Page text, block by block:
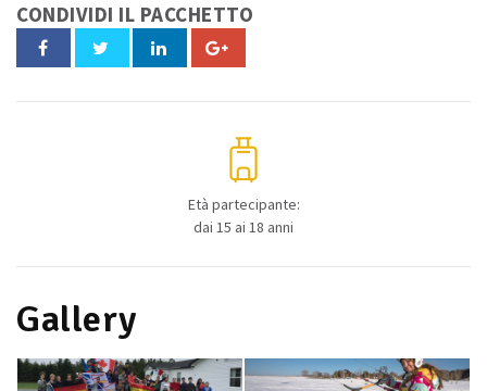
CONDIVIDI IL PACCHETTO
Età partecipante:
dai 15 ai 18 anni
Gallery